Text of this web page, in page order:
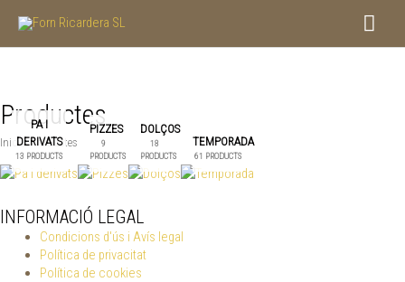
contingut
Productes
Inici/ Productes
PA I
DERIVATS
13 PRODUCTS
PIZZES
9
PRODUCTS
DOLÇOS
18
PRODUCTS
TEMPORADA
61 PRODUCTS
INFORMACIÓ LEGAL
Condicions d'ús i Avís legal
Política de privacitat
Política de cookies